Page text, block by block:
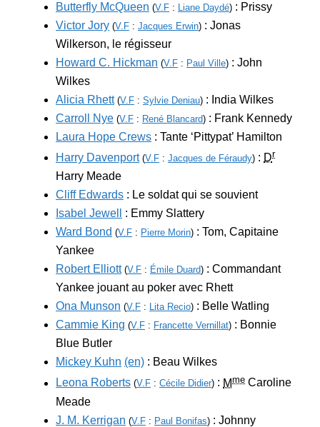
Butterfly McQueen (V.F : Liane Daydé) : Prissy
Victor Jory (V.F : Jacques Erwin) : Jonas
Wilkerson, le régisseur
Howard C. Hickman (V.F : Paul Ville) : John
Wilkes
Alicia Rhett (V.F : Sylvie Deniau) : India Wilkes
Carroll Nye (V.F : René Blancard) : Frank Kennedy
Laura Hope Crews : Tante ‘Pittypat’ Hamilton
Harry Davenport (V.F : Jacques de Féraudy) : Dr
Harry Meade
Cliff Edwards : Le soldat qui se souvient
Isabel Jewell
: Emmy Slattery
Ward Bond (V.F : Pierre Morin) : Tom, Capitaine
Yankee
Robert Elliott (V.F : Émile Duard) : Commandant
Yankee jouant au poker avec Rhett
Ona Munson (V.F : Lita Recio) : Belle Watling
Cammie King (V.F : Francette Vernillat) : Bonnie
Blue Butler
Mickey Kuhn (en) : Beau Wilkes
Leona Roberts (V.F : Cécile Didier) : Mme Caroline
Meade
J. M. Kerrigan (V.F : Paul Bonifas) : Johnny